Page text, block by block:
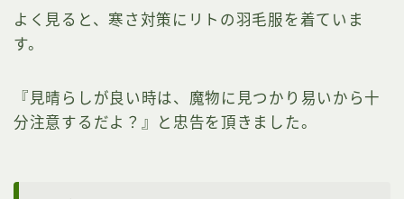
よく見ると、寒さ対策にリトの羽毛服を着ていま
す。
『見晴らしが良い時は、魔物に見つかり易いから十
分注意するだよ？』と忠告を頂きました。